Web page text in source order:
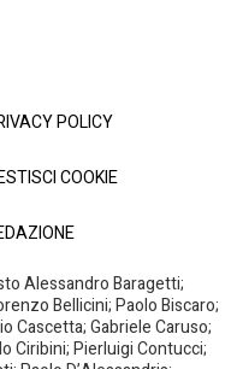
POLICY
COOKIE
Alessandro Baragetti;
Bellicini; Paolo Biscaro;
Cascetta; Gabriele Caruso;
Ciribini; Pierluigi Contucci;